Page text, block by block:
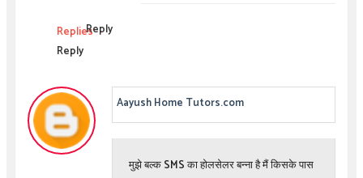
RepliesReply
Reply
Aayush Home Tutors.com
मुझे बल्क SMS का होलसेलर बन्ना है मैं किसके पास